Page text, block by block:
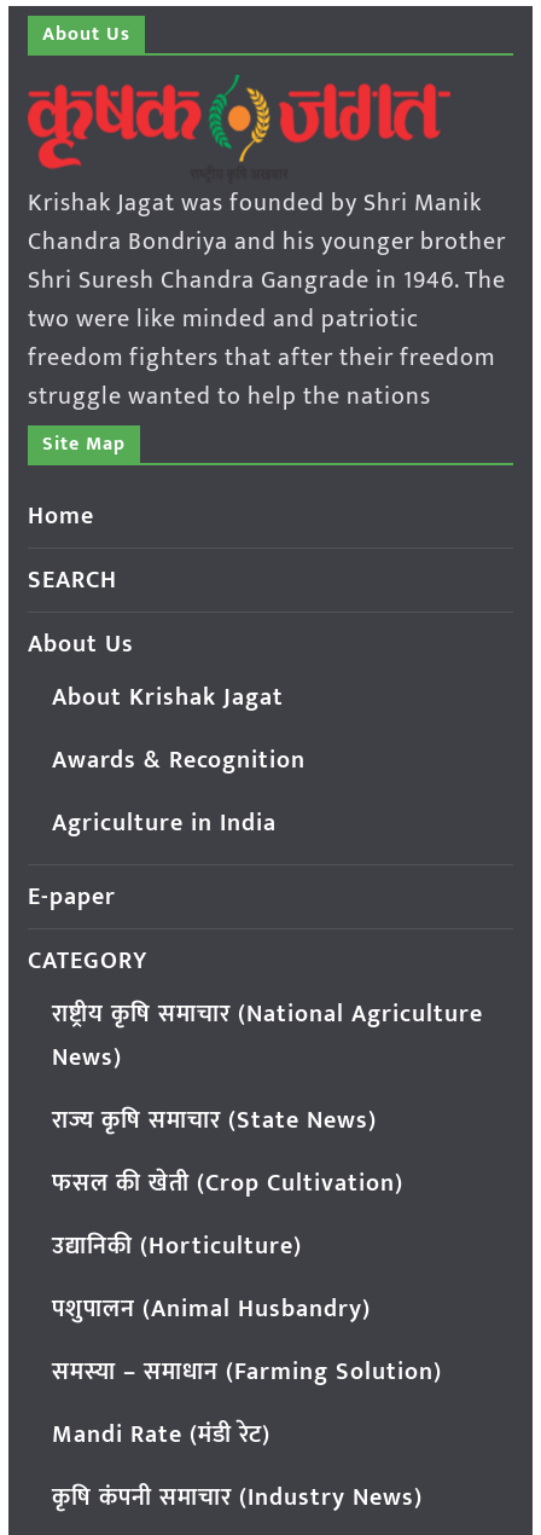
About Us
Krishak Jagat was founded by Shri Manik
Chandra Bondriya and his younger brother
Shri Suresh Chandra Gangrade in 1946. The
two were like minded and patriotic
freedom fighters that after their freedom
struggle wanted to help the nations
Site Map
Home
SEARCH
About Us
About Krishak Jagat
Awards & Recognition
Agriculture in India
E-paper
CATEGORY
राष्ट्रीय कृषि समाचार (National Agriculture
News)
राज्य कृषि समाचार (State News)
फसल की खेती (Crop Cultivation)
उद्यानिकी (Horticulture)
पशुपालन (Animal Husbandry)
समस्या – समाधान (Farming Solution)
Mandi Rate (मंडी रेट)
कृषि कंपनी समाचार (Industry News)